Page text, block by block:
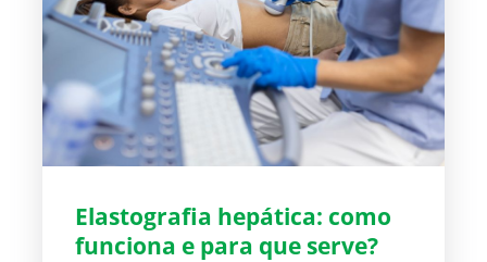
Elastografia hepática: como
funciona e para que serve?